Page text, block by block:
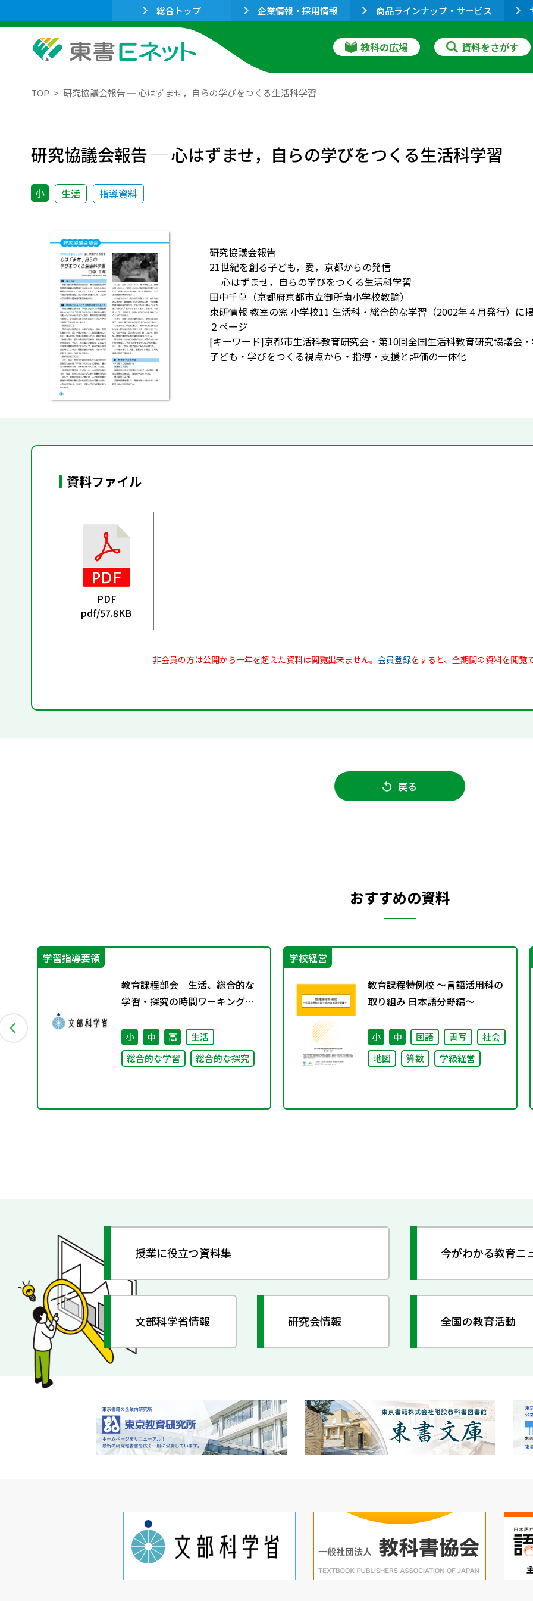
総合トップ 企業情報・採用情報 商品ラインナップ・サービス
教科の広場 資料をさがす
TOP 研究協議会報告 ─ 心はずませ，自らの学びをつくる生活科学習
研究協議会報告 ─ 心はずませ，自らの学びをつくる生活科学習
小 生活 指導資料
研究協議会報告
21世紀を創る子ども，愛，京都からの発信
─ 心はずませ，自らの学びをつくる生活科学習
田中千草（京都府京都市立御所南小学校教諭）
東研情報 教室の窓 小学校11 生活科・総合的な学習（2002年４月発行）に
２ページ
[キーワード]京都市生活科教育研究会・第10回全国生活科教育研究協議会
子ども・学びをつくる視点から・指導・支援と評価の一体化
資料ファイル
PDF
pdf/57.8KB
非会員の方は公開から一年を超えた資料は閲覧出来ません。 会員登録をすると、全期間の資料を閲覧
戻る
おすすめの資料
学習指導要領
教育課程部会 生活、総合的な
学習・探究の時間ワーキンググ
ループ（第5回） 配付資料
小 中 高
生活
総合的な学習
総合的な探究
学校経営
教育課程特例校 ～言語活用科の
取り組み 日本語分野編～
小 中 国語 書写
社会
地図
算数 学級経営
授業に役立つ資料集 今がわかる教育ニ
文部科学省情報 研究会情報 全国の教育活動